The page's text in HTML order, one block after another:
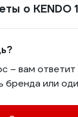
о KENDO
– вам
бренда или